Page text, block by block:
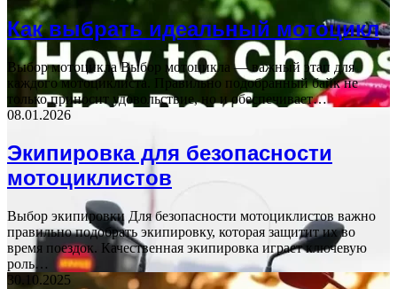
Как выбрать идеальный мотоцикл
Выбор мотоцикла Выбор мотоцикла — важный этап для
каждого мотоциклиста. Правильно подобранный байк не
только приносит удовольствие, но и обеспечивает…
08.01.2026
Экипировка для безопасности
мотоциклистов
Выбор экипировки Для безопасности мотоциклистов важно
правильно подобрать экипировку, которая защитит их во
время поездок. Качественная экипировка играет ключевую
роль…
30.10.2025